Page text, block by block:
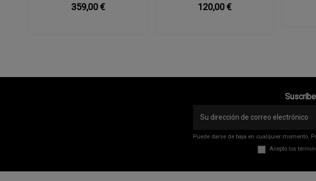
359,00 € 120,00 €
Puede darse de baja en cualquier momento.
Acepto los